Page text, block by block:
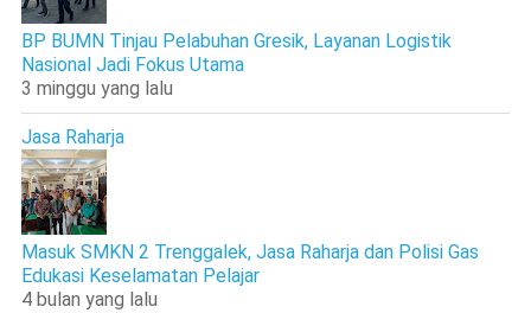
BP BUMN Tinjau Pelabuhan Gresik, Layanan Logistik
Nasional Jadi Fokus Utama
3 minggu yang lalu
Jasa Raharja
Masuk SMKN 2 Trenggalek, Jasa Raharja dan Polisi Gas
Edukasi Keselamatan Pelajar
4 bulan yang lalu